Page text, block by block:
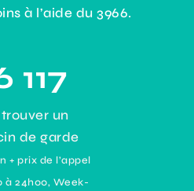
à l’aide du 3966.
117
un
de garde
+ prix de l’appel
à 24h00, Week-